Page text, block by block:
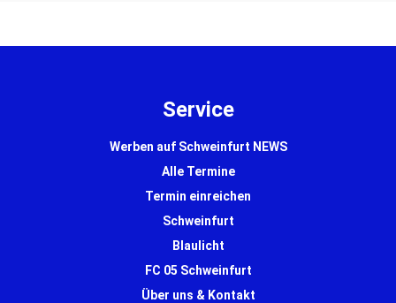
Service
Werben auf Schweinfurt NEWS
Alle Termine
Termin einreichen
Schweinfurt
Blaulicht
FC 05 Schweinfurt
Über uns & Kontakt